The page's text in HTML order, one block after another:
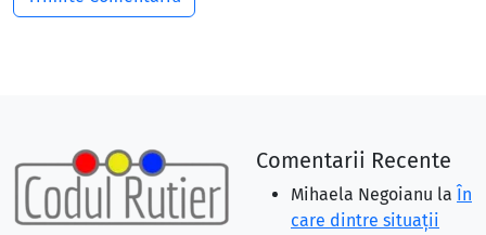
Comentarii Recente
Mihaela Negoianu la În
care dintre situaţii